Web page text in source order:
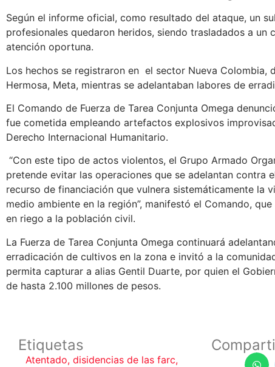
Según el informe oficial, como resultado del ataque, un
profesionales quedaron heridos, siendo trasladados a un
atención oportuna.
Los hechos se registraron en el sector Nueva Colombia,
Hermosa, Meta, mientras se adelantaban labores de
El Comando de Fuerza de Tarea Conjunta Omega
fue cometida empleando artefactos explosivos
Derecho Internacional Humanitario.
“Con este tipo de actos violentos, el Grupo Armado
pretende evitar las operaciones que se adelantan contra
recurso de financiación que vulnera sistemáticamente la
medio ambiente en la región”, manifestó el Comando,
en riego a la población civil.
La Fuerza de Tarea Conjunta Omega continuará
erradicación de cultivos en la zona e invitó a la
permita capturar a alias Gentil Duarte, por quien el
de hasta 2.100 millones de pesos.
Etiquetas
Atentado, disidencias de las farc,